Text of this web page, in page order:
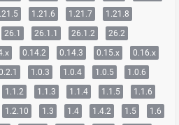
1.21.6 1.21.7
1.21.8
26.1 26.1.1 26.1.2 26.2
0.14.2 0.14.3 0.15.x
0.16.x
1.0.3 1.0.4 1.0.5
1.0.6
1.1.2 1.1.3 1.1.4 1.1.5
1.1.6
1.2.10 1.3 1.4 1.4.2 1.5
1.6